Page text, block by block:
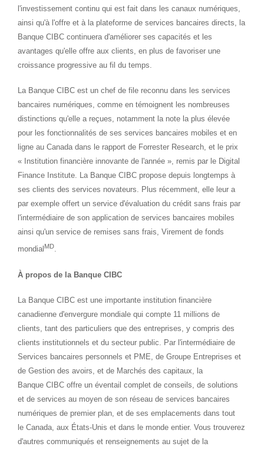
l'investissement continu qui est fait dans les canaux numériques,
ainsi qu'à l'offre et à la plateforme de services bancaires directs, la
Banque CIBC continuera d'améliorer ses capacités et les
avantages qu'elle offre aux clients, en plus de favoriser une
croissance progressive au fil du temps.
La Banque CIBC est un chef de file reconnu dans les services
bancaires numériques, comme en témoignent les nombreuses
distinctions qu'elle a reçues, notamment la note la plus élevée
pour les fonctionnalités de ses services bancaires mobiles et en
ligne auCanadadans le rapport de Forrester Research, et le prix
« Institution financière innovante de l'année », remis par le Digital
Finance Institute. La Banque CIBC propose depuis longtemps à
ses clients des services novateurs. Plus récemment, elle leur a
par exemple offert un service d'évaluation du crédit sans frais par
l'intermédiaire de son application de services bancaires mobiles
ainsi qu'un service de remises sans frais, Virement de fonds
mondial MD.
À propos de la Banque CIBC
La Banque CIBC est une importante institution financière
canadienne d'envergure mondiale qui compte 11 millions de
clients, tant des particuliers que des entreprises, y compris des
clients institutionnels et du secteur public. Par l'intermédiaire de
Services bancaires personnels et PME, de Groupe Entreprises et
de Gestion des avoirs, et de Marchés des capitaux, la
Banque CIBC offre un éventail complet de conseils, de solutions
et de services au moyen de son réseau de services bancaires
numériques de premier plan, et de ses emplacements dans tout
le Canada, aux États-Unis et dans le monde entier. Vous trouverez
d'autres communiqués et renseignements au sujet de la